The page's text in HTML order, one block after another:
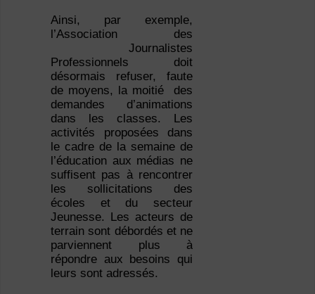
Ainsi, par exemple,
l’Association des
Journalistes
Professionnels doit
désormais refuser, faute
de moyens, la moitié des
demandes d’animations
dans les classes. Les
activités proposées dans
le cadre de la semaine de
l’éducation aux médias ne
suffisent pas à rencontrer
les sollicitations des
écoles et du secteur
Jeunesse. Les acteurs de
terrain sont débordés et ne
parviennent plus à
répondre aux besoins qui
leurs sont adressés.